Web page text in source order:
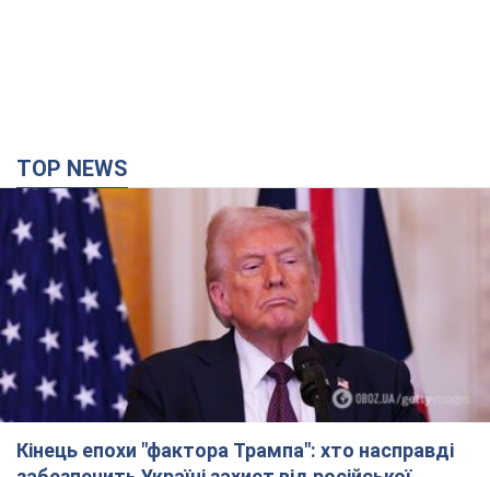
TOP NEWS
Кінець епохи "фактора Трампа": хто насправді